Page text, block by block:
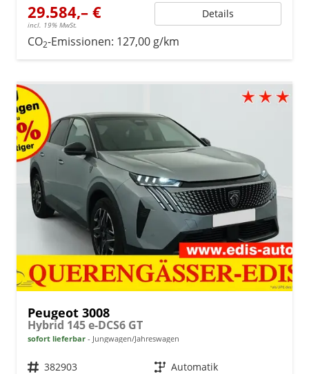
29.584,– €
incl. 19% MwSt.
Details
CO2-Emissionen: 127,00 g/km
Peugeot 3008
Hybrid 145 e-DCS6 GT
sofort lieferbar Jungwagen/Jahreswagen
Fahrzeugnr. 382903 Getriebe Automatik